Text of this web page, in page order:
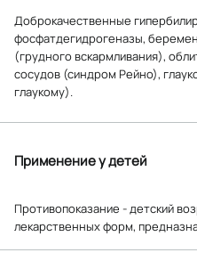
Доброкачественные
фосфатдегидрогеназы,
(грудного вскармливания),
сосудов (синдром Рейно),
глаукому).
Применение у детей
Противопоказание - детский
лекарственных форм,